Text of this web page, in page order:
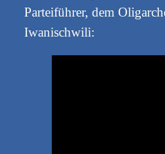
Parteiführer, dem
Iwanischwili: